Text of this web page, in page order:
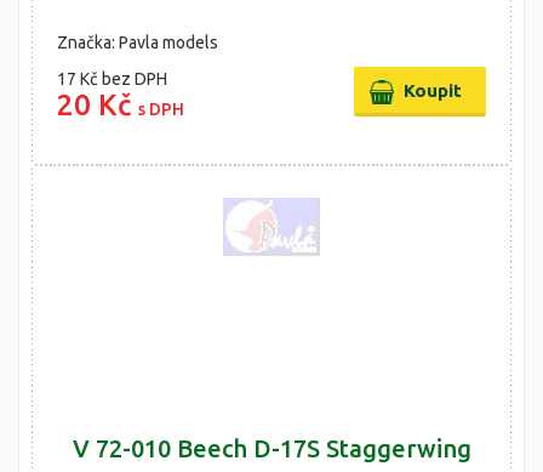
Značka: Pavla models
17 Kč bez DPH
20 Kč s DPH
V 72-010 Beech D-17S Staggerwing